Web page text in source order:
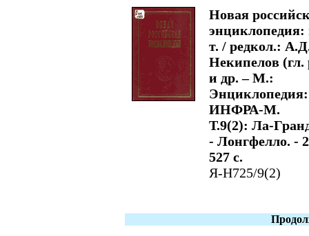
Новая
энциклопедия:
т. / редкол.:
Некипелов (гл.
и др. – М.:
Энциклопедия:
ИНФРА-М.
Т.9(2): Ла-
- Лонгфелло. -
527 с.
Я-Н725/9(2)